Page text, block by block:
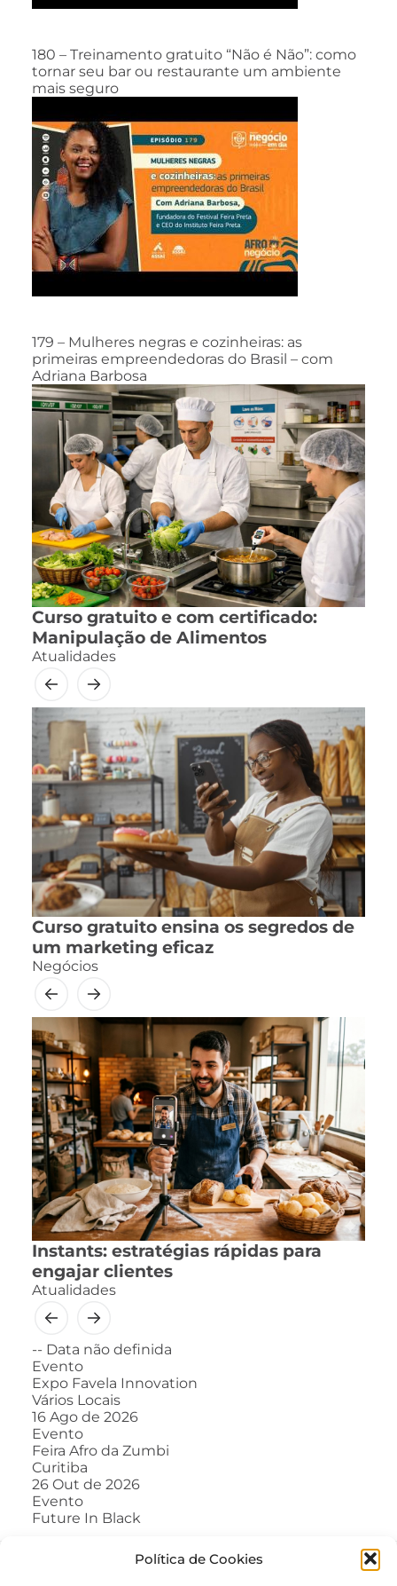
Política de Cookies
180 – Treinamento gratuito “Não é Não”: como
tornar seu bar ou restaurante um ambiente
mais seguro
179 – Mulheres negras e cozinheiras: as
primeiras empreendedoras do Brasil – com
Adriana Barbosa
Curso gratuito e com certificado:
Manipulação de Alimentos
Atualidades
Curso gratuito ensina os segredos de
um marketing eficaz
Negócios
Instants: estratégias rápidas para
engajar clientes
Atualidades
-- Data não definida
Evento
Expo Favela Innovation
Vários Locais
16 Ago de 2026
Evento
Feira Afro da Zumbi
Curitiba
26 Out de 2026
Evento
Future In Black